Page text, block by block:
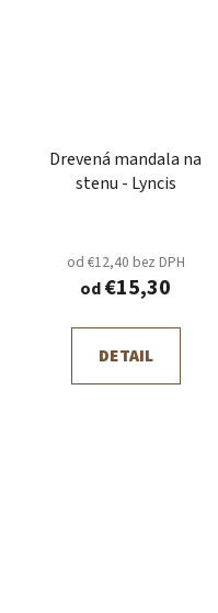
Drevená mandala na
stenu - Lyncis
od €12,40 bez DPH
od€15,30
DETAIL